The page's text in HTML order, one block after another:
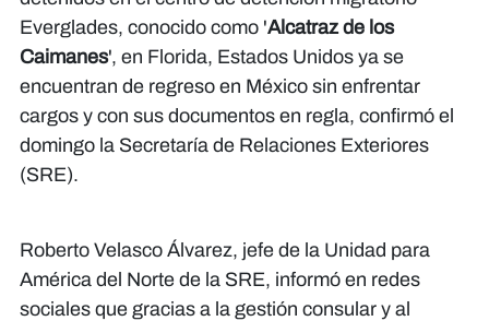
Everglades, conocido como 'Alcatraz de los
Caimanes', en Florida, Estados Unidos ya se
encuentran de regreso en México sin enfrentar
cargos y con sus documentos en regla, confirmó el
domingo la Secretaría de Relaciones Exteriores
(SRE).
Roberto Velasco Álvarez, jefe de la Unidad para
América del Norte de la SRE, informó en redes
sociales que gracias a la gestión consular y al